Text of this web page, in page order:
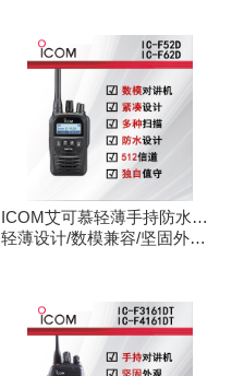
ICOM艾可慕轻薄手持防水对
讲机IC-F52D
轻薄设计/数模兼容/坚固外观/